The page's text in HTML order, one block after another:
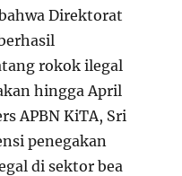
Direktorat
rokok ilegal
hingga April
APBN KiTA, Sri
penegakan
di sektor bea